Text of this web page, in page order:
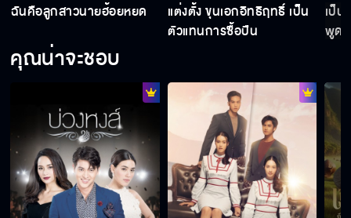
ฉันคือลูกสาวนายฮ้อยหยด
แต่งตั้ง ขุนเอกอิทธิฤทธิ์ เป็น
ตัวแทนการซื้อปืน
เป็
พูด
คุณน่าจะชอบ